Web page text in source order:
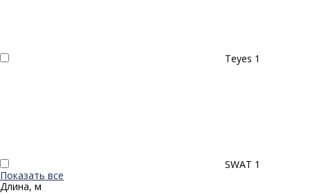
Teyes 1
SWAT 1
Показать все
Длина, м